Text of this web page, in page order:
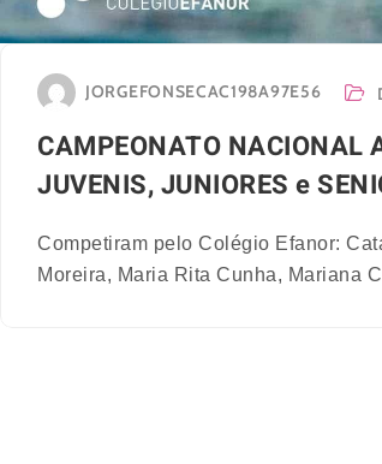
JORGEFONSECAC198A97E56
CAMPEONATO NACIONAL
JUVENIS, JUNIORES e
Competiram pelo Colégio Efanor:
Moreira, Maria Rita Cunha, Mariana